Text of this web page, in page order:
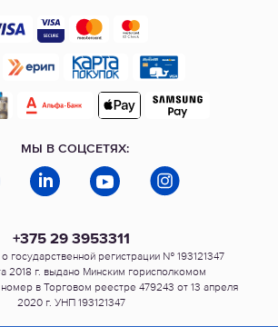
МЫ В СОЦСЕТЯХ:
+375 29 3953311
государственной регистрации № 193121347
2018 г. выдано Минским горисполкомом
в Торговом реестре 479243 от 13 апреля
2020 г. УНП 193121347